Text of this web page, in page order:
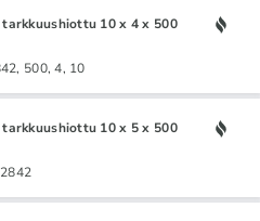
10 x 4 x 500
500, 4, 10
10 x 5 x 500